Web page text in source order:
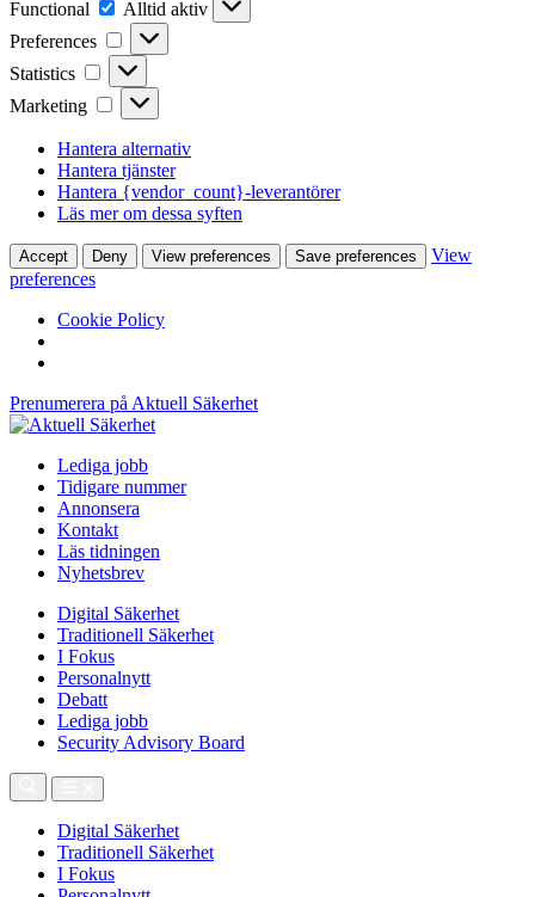
Functional
Alltid aktiv
Preferences
Preferences
Statistics Statistics
Marketing Marketing
Hantera alternativ
Hantera tjänster
Hantera {vendor_count}-leverantörer
Läs mer om dessa syften
Accept Deny View preferences Save preferences
View
preferences
Cookie Policy
Prenumerera på Aktuell Säkerhet
Lediga jobb
Tidigare nummer
Annonsera
Kontakt
Läs tidningen
Nyhetsbrev
Digital Säkerhet
Traditionell Säkerhet
I Fokus
Personalnytt
Debatt
Lediga jobb
Security Advisory Board
Digital Säkerhet
Traditionell Säkerhet
I Fokus